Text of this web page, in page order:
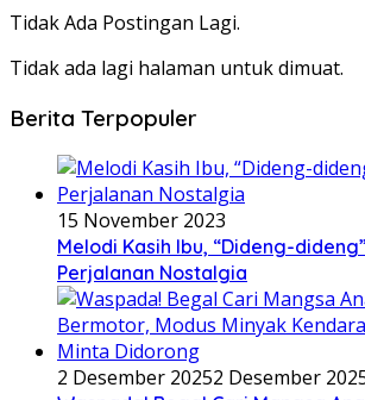
Tidak Ada Postingan Lagi.
Tidak ada lagi halaman untuk dimuat.
Berita Terpopuler
15 November 2023
Melodi Kasih Ibu, “Dideng-
Perjalanan Nostalgia
2 Desember 20252 Desember